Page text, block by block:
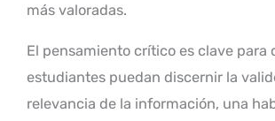
más valoradas.
El pensamiento crítico es clave para
estudiantes puedan discernir la
relevancia de la información, una